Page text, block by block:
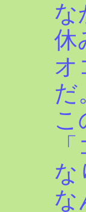
な
休
オ
だ
こ
な
な